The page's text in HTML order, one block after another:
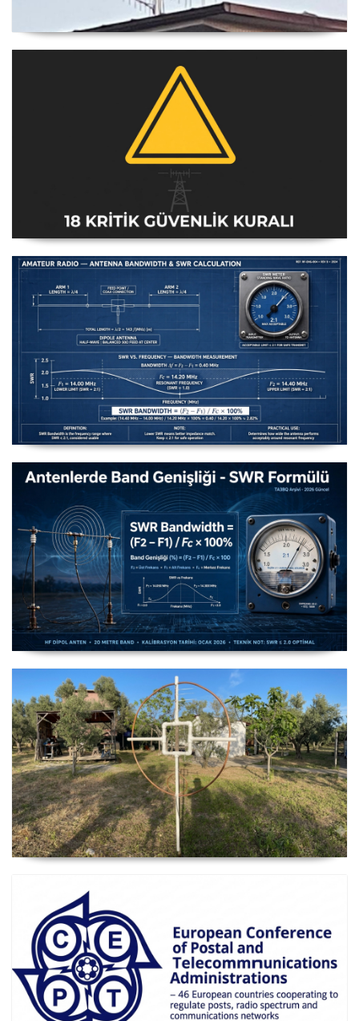
Yagi Anten Yönü Nasıl Belirlenir
Amatör Telsiz İstasyonları Güvenlik Talimatı [18 Kritik
Uzuntel’den Yagi’ye [Longwire’den Yagi-Uda’ya Anten
Antenlerde Band Genişliği SWR Hesaplama Formülü -
Manyetik Lup Anten (Magnetic Loop Antenna)